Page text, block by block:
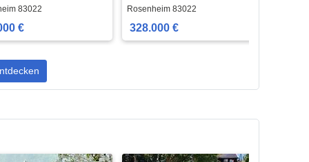
in der
Innenstadt
83022
€
mit Balkon, TG-Stellplatz
und Top-Lage
Rosenheim 83022
328.000 €